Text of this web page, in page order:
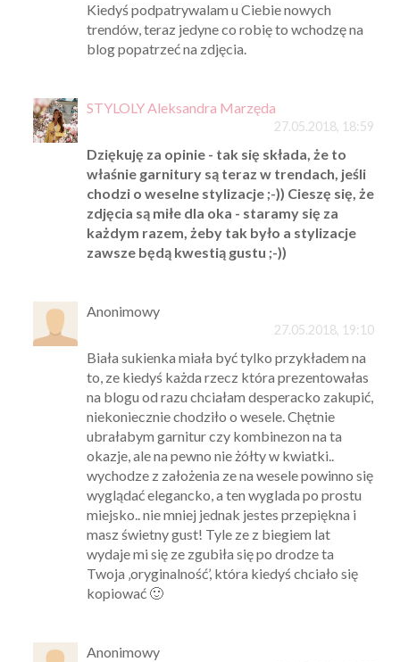
Kiedyś podpatrywalam u Ciebie nowych
trendów, teraz jedyne co robię to wchodzę na
blog popatrzeć na zdjęcia.
STYLOLY Aleksandra Marzęda
27.05.2018, 18:59
Dziękuję za opinie - tak się składa, że to
właśnie garnitury są teraz w trendach, jeśli
chodzi o weselne stylizacje ;-)) Cieszę się, że
zdjęcia są miłe dla oka - staramy się za
każdym razem, żeby tak było a stylizacje
zawsze będą kwestią gustu ;-))
Anonimowy
27.05.2018, 19:10
Biała sukienka miała być tylko przykładem na
to, ze kiedyś każda rzecz która prezentowałas
na blogu od razu chciałam desperacko zakupić,
niekoniecznie chodziło o wesele. Chętnie
ubrałabym garnitur czy kombinezon na ta
okazje, ale na pewno nie żółty w kwiatki..
wychodze z założenia ze na wesele powinno się
wyglądać elegancko, a ten wyglada po prostu
miejsko.. nie mniej jednak jestes przepiękna i
masz świetny gust! Tyle ze z biegiem lat
wydaje mi się ze zgubiła się po drodze ta
Twoja ‚oryginalność’, która kiedyś chciało się
kopiować 🙂
Anonimowy